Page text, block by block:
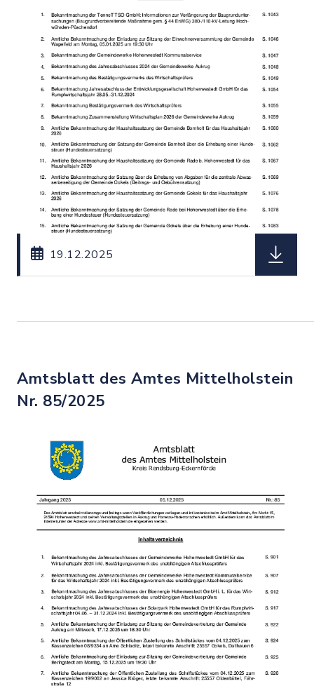
19.12.2025
Amtsblatt des Amtes Mittelholstein
Nr. 85/2025